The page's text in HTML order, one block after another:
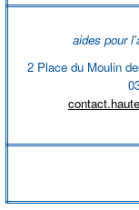
aides pour
2 Place du Moulin